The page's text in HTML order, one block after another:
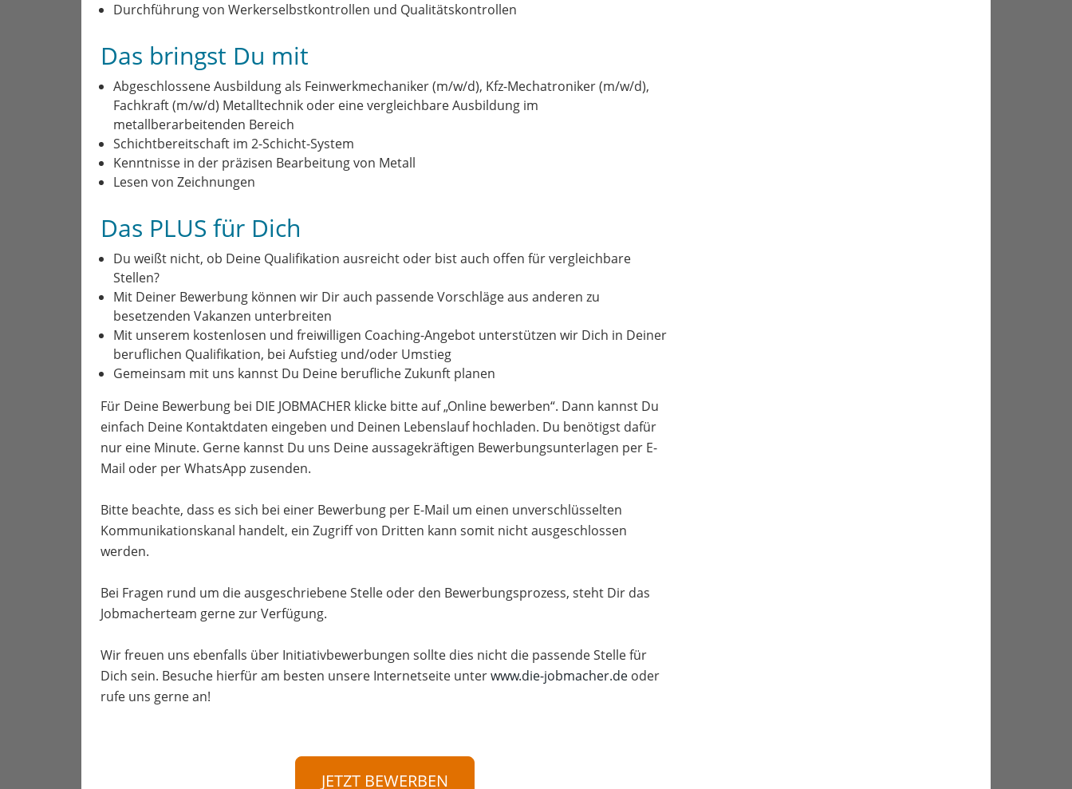
Durchführung von Werkerselbstkontrollen und Qualitätskontrollen
Das bringst Du mit
Abgeschlossene Ausbildung als Feinwerkmechaniker (m/w/d), Kfz-Mechatroniker (m/w/d),
Fachkraft (m/w/d) Metalltechnik oder eine vergleichbare Ausbildung im
metallberarbeitenden Bereich
Schichtbereitschaft im 2-Schicht-System
Kenntnisse in der präzisen Bearbeitung von Metall
Lesen von Zeichnungen
Das PLUS für Dich
Du weißt nicht, ob Deine Qualifikation ausreicht oder bist auch offen für vergleichbare
Stellen?
Mit Deiner Bewerbung können wir Dir auch passende Vorschläge aus anderen zu
besetzenden Vakanzen unterbreiten
Mit unserem kostenlosen und freiwilligen Coaching-Angebot unterstützen wir Dich in Deiner
beruflichen Qualifikation, bei Aufstieg und/oder Umstieg
Gemeinsam mit uns kannst Du Deine berufliche Zukunft planen
Für Deine Bewerbung bei DIE JOBMACHER klicke bitte auf „Online bewerben“. Dann kannst Du
einfach Deine Kontaktdaten eingeben und Deinen Lebenslauf hochladen. Du benötigst dafür
nur eine Minute. Gerne kannst Du uns Deine aussagekräftigen Bewerbungsunterlagen per E-
Mail oder per WhatsApp zusenden.
Bitte beachte, dass es sich bei einer Bewerbung per E-Mail um einen unverschlüsselten
Kommunikationskanal handelt, ein Zugriff von Dritten kann somit nicht ausgeschlossen
werden.
Bei Fragen rund um die ausgeschriebene Stelle oder den Bewerbungsprozess, steht Dir das
Jobmacherteam gerne zur Verfügung.
Wir freuen uns ebenfalls über Initiativbewerbungen sollte dies nicht die passende Stelle für
Dich sein. Besuche hierfür am besten unsere Internetseite unterwww.die-jobmacher.de oder
rufe uns gerne an!
JETZT BEWERBEN